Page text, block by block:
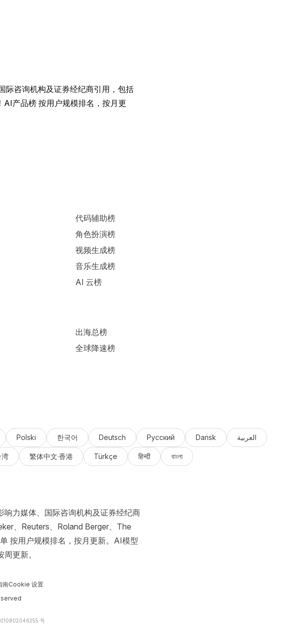
际咨询机构及证券经纪商引用，包括
产品榜 按用户规模排名，按月更
代码辅助榜
角色扮演榜
视频生成榜
音乐生成榜
AI 云榜
出海总榜
全球降速榜
Polski 한국어 Deutsch Русский Dansk العربية
湾 繁体中文·香港 Türkçe हिन्दी বাংলা
力媒体、国际咨询机构及证券经纪商
、Reuters、Roland Berger、The
按用户规模排名，按月更新。AI模型
更新。
南Cookie 设置
号